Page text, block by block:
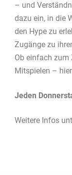
– und
dazu ein, in die
den Hype zu
Zugänge zu
Ob einfach zum
Mitspielen –
Jeden
Weitere Infos